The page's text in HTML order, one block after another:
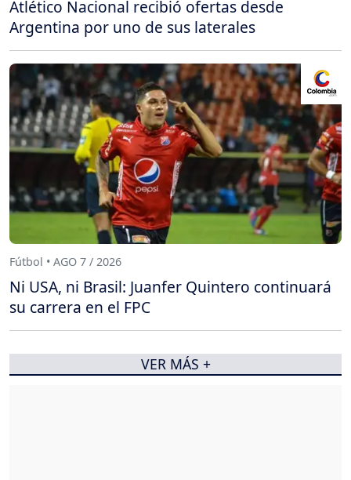
Atlético Nacional recibió ofertas desde
Argentina por uno de sus laterales
Fútbol • AGO 7 / 2026
Ni USA, ni Brasil: Juanfer Quintero continuará
su carrera en el FPC
VER MÁS +